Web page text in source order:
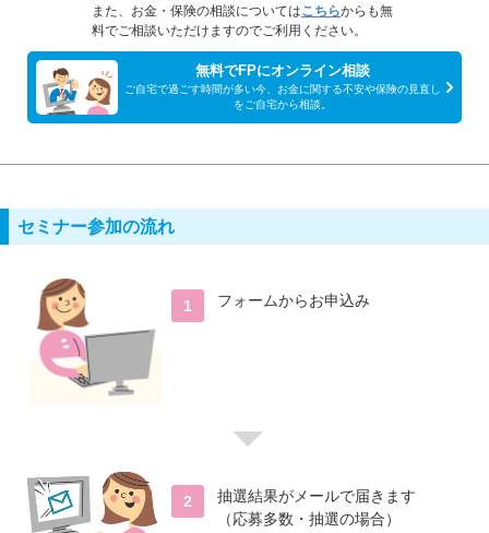
また、お金・保険の相談についてはこちらからも無
料でご相談いただけますのでご利用ください。
無料でFPにオンライン相談
ご自宅で過ごす時間が多い今、お金に関する不安や保険の見直し
をご自宅から相談。
セミナー参加の流れ
1 フォームからお申込み
2
抽選結果がメールで届きます
（応募多数・抽選の場合）